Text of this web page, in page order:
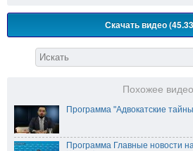
Скачать видео
Похожее видео
Программа "Адвокатские
Программа Главные новости